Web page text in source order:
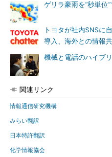
ゲリラ豪雨を“秒単位
トヨタが社内SNSに
導入、海外との情報
機械と電話のハイブ
関連リンク
情報通信研究機構
みらい翻訳
日本特許翻訳
化学情報協会